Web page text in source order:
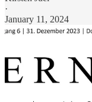
·
January 11, 2024